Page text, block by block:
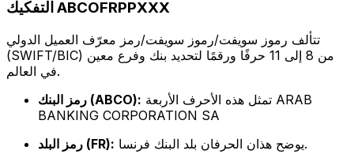
التفكيك ABCOFRPPXXX
تتألف رموز سويفت/رموز سويفت/رمز معرّف العميل الدولي
(SWIFT/BIC) من 8 إلى 11 حرفًا ورقمًا لتحديد بنك وفرع معين
في العالم.
رمز البنك (ABCO):
BANKING CORPORATION SA
رمز البلد (FR):
يوضح هذان الحرفان بلد البنك فرنسا.